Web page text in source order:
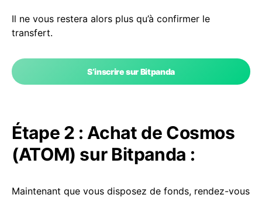
Il ne vous restera alors plus qu’à confirmer le
transfert.
S’inscrire sur Bitpanda
Étape 2 : Achat de Cosmos
(ATOM) sur Bitpanda :
Maintenant que vous disposez de fonds, rendez-vous